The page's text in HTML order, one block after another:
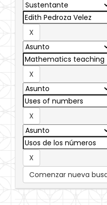
Comenzar nueva